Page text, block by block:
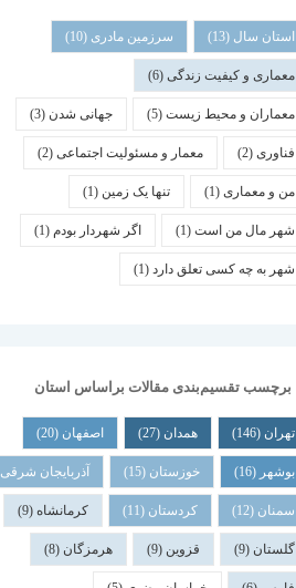
استان سال (13) سرزمین مادری (10)
معماری و کیفیت زندگی(6)
معماران و محیط زیست(5) جهانی شدن (3)
فناوری(2) معمار و مسئولیت اجتماعی(2)
من و معماری(1) تنها یک زمین (1)
شهر مال من است(1) اگر شهردار بودم (1)
شهر به چه کسی تعلق دارد(1)
برچسب تقسیم‌بندی مقالات براساس استان
تهران (146) همدان (27) اصفهان (20)
بوشهر (16) خوزستان (15) آذربایجان شرقی
سمنان (12) کردستان (11) کرمانشاه(9)
گلستان (9) قزوین (9) هرمزگان (8)